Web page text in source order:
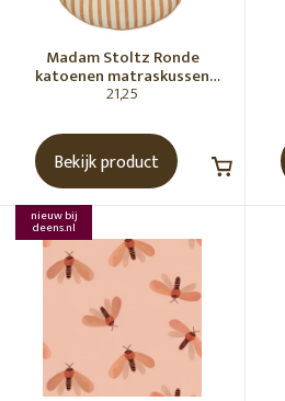
Madam Stoltz Ronde
katoenen matraskussen
Gebroken wit, donkere
21,25
Bekijk product
nieuw bij
deens.nl